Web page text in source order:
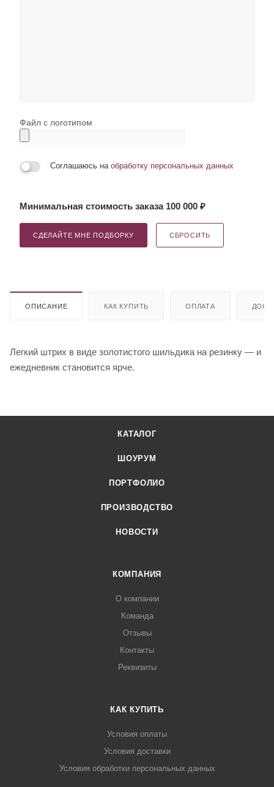
Файл с логотипом
Соглашаюсь на обработку персональных данных
Минимальная стоимость заказа 100 000 ₽
СДЕЛАЙТЕ МНЕ ПОДБОРКУ СБРОСИТЬ
ОПИСАНИЕ КАК КУПИТЬ ОПЛАТА
Легкий штрих в виде золотистого шильдика на резинку — и
ежедневник становится ярче.
КАТАЛОГ
ШОУРУМ
ПОРТФОЛИО
ПРОИЗВОДСТВО
НОВОСТИ
КОМПАНИЯ
О компании
Команда
Отзывы
Контакты
Реквизиты
КАК КУПИТЬ
Условия оплаты
Условия доставки
Условия обработки персональных данных